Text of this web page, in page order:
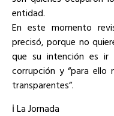
entidad.
En este momento
precisó, porque no
que su intención es
corrupción y “para ello
transparentes”.
ℹ️ La Jornada